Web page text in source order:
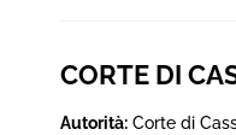
CORTE DI
Autorità: Corte di